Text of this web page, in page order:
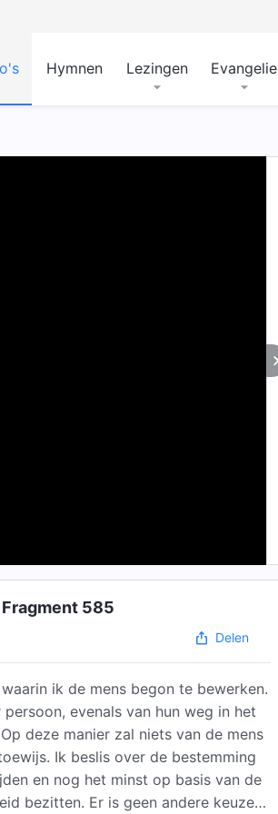
Hymnen Lezingen Evangelie
585
Delen
ik de mens begon te bewerken.
evenals van hun weg in het
deze manier zal niets van de mens
Ik beslis over de bestemming
en nog het minst op basis van de
bezitten. Er is geen andere keuze